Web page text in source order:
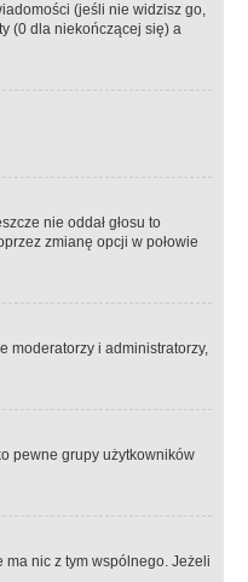
(jeśli nie widzisz go,
(0 dla niekończącej się) a
nie oddał głosu to
zmianę opcji w połowie
moderatorzy i administratorzy,
pewne grupy użytkowników
nic z tym wspólnego. Jeżeli